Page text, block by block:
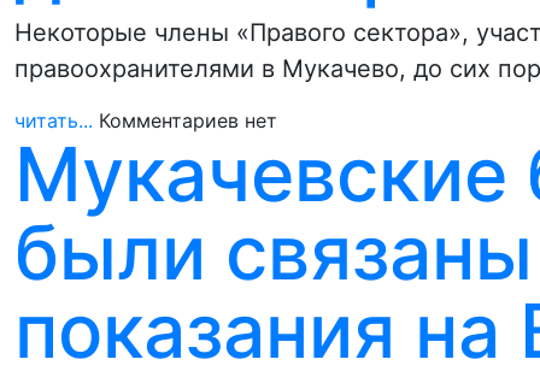
Некоторые члены «Правого сектора»,
правоохранителями в Мукачево, до сих
читать... Комментариев нет
были
показания